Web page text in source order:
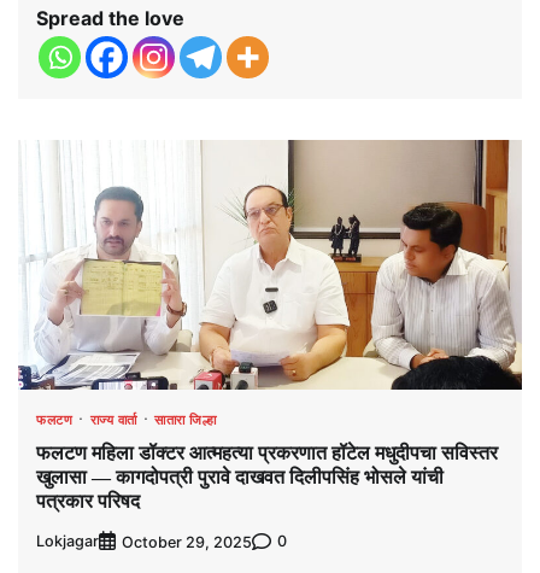
Spread the love
फलटण राज्य वार्ता सातारा जिल्हा
फलटण महिला डॉक्टर आत्महत्या प्रकरणात हॉटेल मधुदीपचा सविस्तर
खुलासा — कागदोपत्री पुरावे दाखवत दिलीपसिंह भोसले यांची
पत्रकार परिषद
Lokjagar October 29, 2025 0